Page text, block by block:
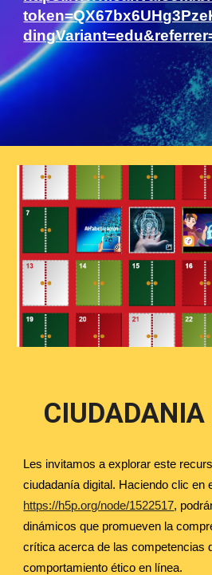
Les invitamos a explorar este
ciudadanía digital. Haciendo clic en
https://h5p.org/node/1522517,
dinámicos que promueven la
crítica acerca de las competencias
comportamiento ético en línea.